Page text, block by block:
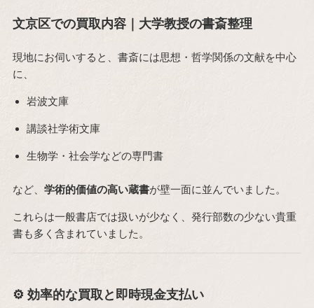
文京区での買取内容｜大学教授の書斎整理
現地にお伺いすると、書斎には思想・哲学関係の文献を中心
に、
岩波文庫
講談社学術文庫
生物学・社会学などの専門書
など、 学術的価値の高い蔵書が壁一面に並んでいました。
これらは一般書店では扱いが少なく、発行部数の少ない貴重
書も多く含まれていました。
⚙️ 効率的な買取と即時現金支払い